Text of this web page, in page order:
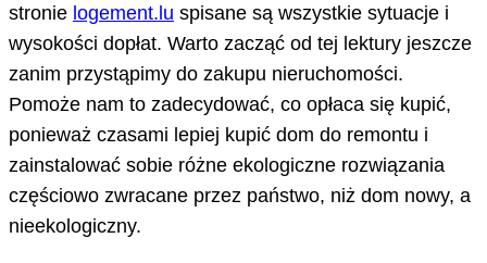
stronie logement.lu spisane są wszystkie sytuacje i
wysokości dopłat. Warto zacząć od tej lektury jeszcze
zanim przystąpimy do zakupu nieruchomości.
Pomoże nam to zadecydować, co opłaca się kupić,
ponieważ czasami lepiej kupić dom do remontu i
zainstalować sobie różne ekologiczne rozwiązania
częściowo zwracane przez państwo, niż dom nowy, a
nieekologiczny.